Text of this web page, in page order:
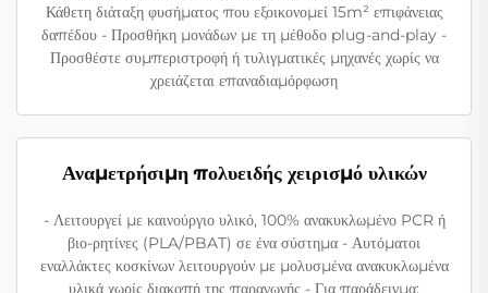
Κάθετη διάταξη φυσήματος που εξοικονομεί 15m² επιφάνειας
δαπέδου - Προσθήκη μονάδων με τη μέθοδο plug-and-play -
Προσθέστε συμπεριστροφή ή τυλιγματικές μηχανές χωρίς να
χρειάζεται επαναδιαμόρφωση
Αναμετρήσιμη πολυειδής χειρισμό υλικών
- Λειτουργεί με καινούργιο υλικό, 100% ανακυκλωμένο PCR ή
βιο-ρητίνες (PLA/PBAT) σε ένα σύστημα - Αυτόματοι
εναλλάκτες κοσκίνων λειτουργούν με μολυσμένα ανακυκλωμένα
υλικά χωρίς διακοπή της παραγωγής - Για παράδειγμα: